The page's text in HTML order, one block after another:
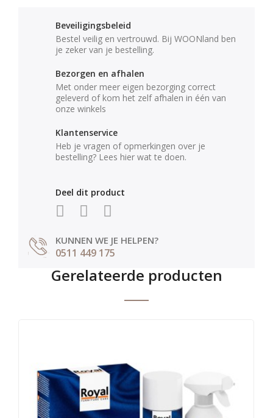
Beveiligingsbeleid
Bestel veilig en vertrouwd. Bij WOONland ben
je zeker van je bestelling.
Bezorgen en afhalen
Met onder meer eigen bezorging correct
geleverd of kom het zelf afhalen in één van
onze winkels
Klantenservice
Heb je vragen of opmerkingen over je
bestelling? Lees hier wat te doen.
Deel dit product
KUNNEN WE JE HELPEN?
0511 449 175
Gerelateerde producten